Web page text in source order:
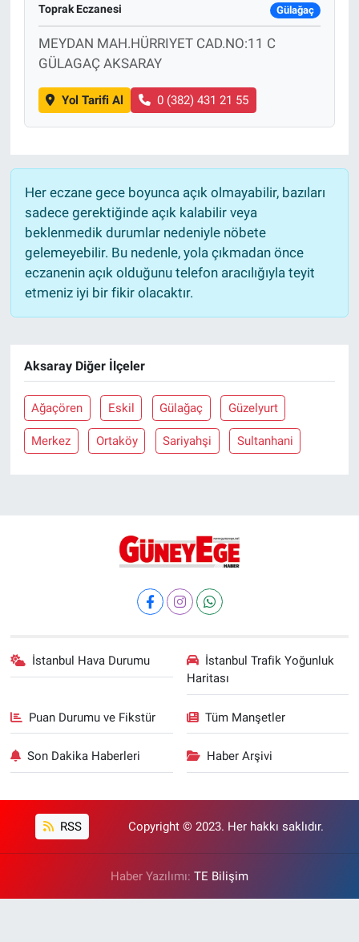
Toprak Eczanesi Gülağaç
MEYDAN MAH.HÜRRIYET CAD.NO:11 C
GÜLAGAÇ AKSARAY
Yol Tarifi Al 0 (382) 431 21 55
Her eczane gece boyunca açık olmayabilir, bazıları
sadece gerektiğinde açık kalabilir veya
beklenmedik durumlar nedeniyle nöbete
gelemeyebilir. Bu nedenle, yola çıkmadan önce
eczanenin açık olduğunu telefon aracılığıyla teyit
etmeniz iyi bir fikir olacaktır.
Aksaray Diğer İlçeler
Ağaçören Eskil Gülağaç Güzelyurt
Merkez Ortaköy Sariyahşi Sultanhani
İstanbul Hava Durumu
İstanbul Trafik Yoğunluk
Haritası
Puan Durumu ve Fikstür Tüm Manşetler
Son Dakika Haberleri Haber Arşivi
RSS Copyright © 2023. Her hakkı saklıdır.
Haber Yazılımı: TE Bilişim